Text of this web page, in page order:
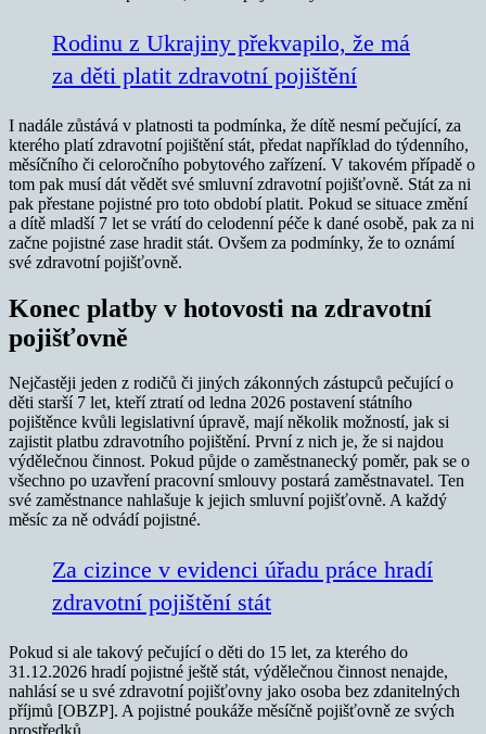
Rodinu z Ukrajiny překvapilo, že má
za děti platit zdravotní pojištění
I nadále zůstává v platnosti ta podmínka, že dítě nesmí pečující, za
kterého platí zdravotní pojištění stát, předat například do týdenního,
měsíčního či celoročního pobytového zařízení. V takovém případě o
tom pak musí dát vědět své smluvní zdravotní pojišťovně. Stát za ni
pak přestane pojistné pro toto období platit. Pokud se situace změní
a dítě mladší 7 let se vrátí do celodenní péče k dané osobě, pak za ni
začne pojistné zase hradit stát. Ovšem za podmínky, že to oznámí
své zdravotní pojišťovně.
Konec platby v hotovosti na zdravotní
pojišťovně
Nejčastěji jeden z rodičů či jiných zákonných zástupců pečující o
děti starší 7 let, kteří ztratí od ledna 2026 postavení státního
pojištěnce kvůli legislativní úpravě, mají několik možností, jak si
zajistit platbu zdravotního pojištění. První z nich je, že si najdou
výdělečnou činnost. Pokud půjde o zaměstnanecký poměr, pak se o
všechno po uzavření pracovní smlouvy postará zaměstnavatel. Ten
své zaměstnance nahlašuje k jejich smluvní pojišťovně. A každý
měsíc za ně odvádí pojistné.
Za cizince v evidenci úřadu práce hradí
zdravotní pojištění stát
Pokud si ale takový pečující o děti do 15 let, za kterého do
31.12.2026 hradí pojistné ještě stát, výdělečnou činnost nenajde,
nahlásí se u své zdravotní pojišťovny jako osoba bez zdanitelných
příjmů [OBZP]. A pojistné poukáže měsíčně pojišťovně ze svých